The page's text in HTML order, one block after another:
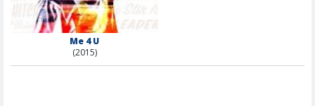
Me 4 U
(2015)